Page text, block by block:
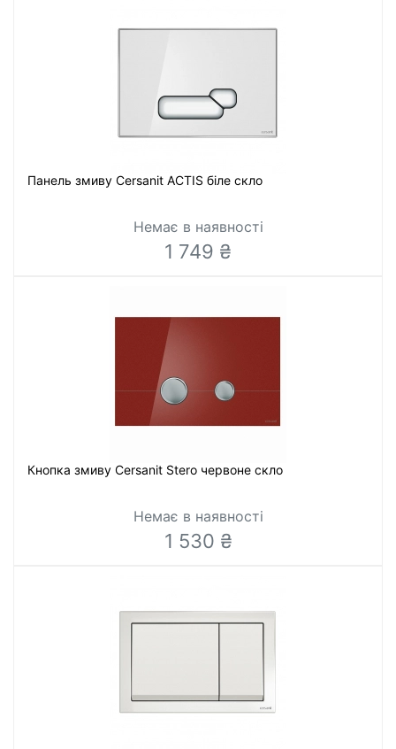
Панель змиву Cersanit ACTIS біле скло
Немає в наявності
1 749 ₴
Кнопка змиву Cersanit Stero червоне скло
Немає в наявності
1 530 ₴